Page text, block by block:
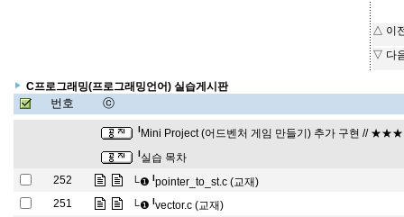
△ 이
▽ 다
C프로그래밍(프로그래밍언어) 실습게시판
번호 ⓒ
l Mini Project (어드벤처 게임 만들기) 추가 구현 // ★★★
l실습 목차
252
└❶ lpointer_to_st.c (교재)
251
└❶ lvector.c (교재)